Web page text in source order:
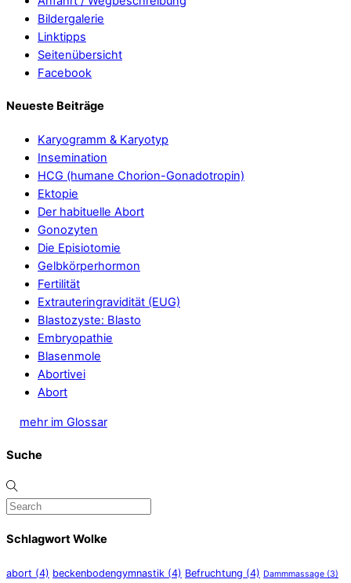
Bildergalerie
Linktipps
Seitenübersicht
Facebook
Neueste Beiträge
Karyogramm & Karyotyp
Insemination
HCG (humane Chorion-Gonadotropin)
Ektopie
Der habituelle Abort
Gonozyten
Die Episiotomie
Gelbkörperhormon
Fertilität
Extrauteringravidität (EUG)
Blastozyste: Blasto
Embryopathie
Blasenmole
Abortivei
Abort
mehr im Glossar
Suche
Schlagwort Wolke
abort (4) beckenbodengymnastik (4) Befruchtung (4) Dammmassage (3)